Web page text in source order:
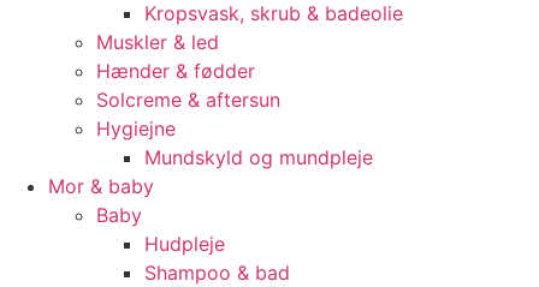
Kropsvask, skrub & badeolie
Muskler & led
Hænder & fødder
Solcreme & aftersun
Hygiejne
Mundskyld og mundpleje
Mor & baby
Baby
Hudpleje
Shampoo & bad